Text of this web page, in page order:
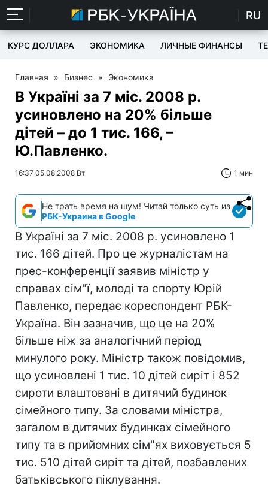
RU
КУРС ДОЛЛАРА ЭКОНОМИКА ЛИЧНЫЕ ФИНАНСЫ
Главная » Бизнес » Экономика
В Україні за 7 міс. 2008 р.
усиновлено на 20% більше
дітей – до 1 тис. 166, –
Ю.Павленко.
16:37 05.08.2008 Вт 1 мин
Не трать время на шум! Читай только суть из
РБК-Украина в Google
В Україні за 7 міс. 2008 р. усиновлено 1
тис. 166 дітей. Про це журналістам на
прес-конференції заявив міністр у
справах сім"ї, молоді та спорту Юрій
Павленко, передає кореспондент РБК-
Україна. Він зазначив, що це на 20%
більше ніж за аналогічний період
минулого року. Міністр також повідомив,
що усиновлені 1 тис. 10 дітей сиріт і 852
сироти влаштовані в дитячий будинок
сімейного типу. За словами міністра,
загалом в дитячих будинках сімейного
типу та в прийомних сім"ях виховується 5
тис. 510 дітей сиріт та дітей, позбавлених
батьківського піклування.